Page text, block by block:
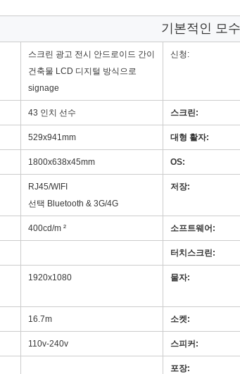
기본적인 모수
스크린 광고 전시 안드로이드 간이
건축물 LCD 디지털 방식으로
signage
신청:
43 인치 선수 스크린:
529x941mm 대형 활자:
1800x638x45mm OS:
RJ45/WIFI
선택 Bluetooth & 3G/4G
저장:
400cd/m ² 소프트웨어:
터치스크린:
1920x1080 물자:
16.7m 소켓:
110v-240v 스피커:
포장: